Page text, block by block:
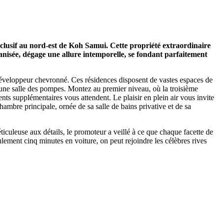
au nord-est de Koh Samui. Cette propriété extraordinaire
dégage une allure intemporelle, se fondant parfaitement
chevronné. Ces résidences disposent de vastes espaces de
salle des pompes. Montez au premier niveau, où la troisième
supplémentaires vous attendent. Le plaisir en plein air vous invite
principale, ornée de sa salle de bains privative et de sa
aux détails, le promoteur a veillé à ce que chaque facette de
cinq minutes en voiture, on peut rejoindre les célèbres rives